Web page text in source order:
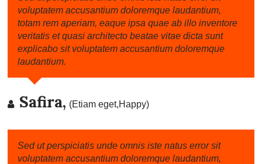
voluptatem accusantium doloremque laudantium,
totam rem aperiam, eaque ipsa quae ab illo inventore
veritatis et quasi architecto beatae vitae dicta sunt
explicabo sit voluptatem accusantium doloremque
laudantium.
Safira, (Etiam eget,Happy)
Sed ut perspiciatis unde omnis iste natus error sit
voluptatem accusantium doloremque laudantium,